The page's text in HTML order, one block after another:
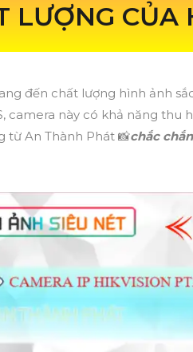
LƯỢNG CỦA
đến chất lượng hình ảnh
camera này có khả năng thu
từ An Thành Phát 📸chắc chắn